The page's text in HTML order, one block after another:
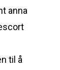
anna
til å